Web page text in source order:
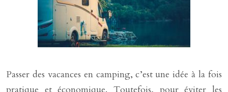
Passer des vacances en camping, c’est une idée à la fois